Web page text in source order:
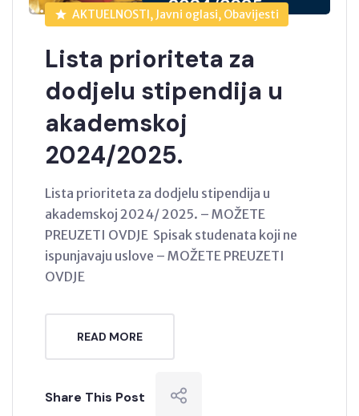
AKTUELNOSTI, Javni oglasi, Obavijesti
Lista prioriteta za
dodjelu stipendija u
akademskoj
2024/2025.
Lista prioriteta za dodjelu stipendija u
akademskoj 2024/ 2025. – MOŽETE
PREUZETI OVDJE Spisak studenata koji ne
ispunjavaju uslove – MOŽETE PREUZETI
OVDJE
READ MORE
Share This Post